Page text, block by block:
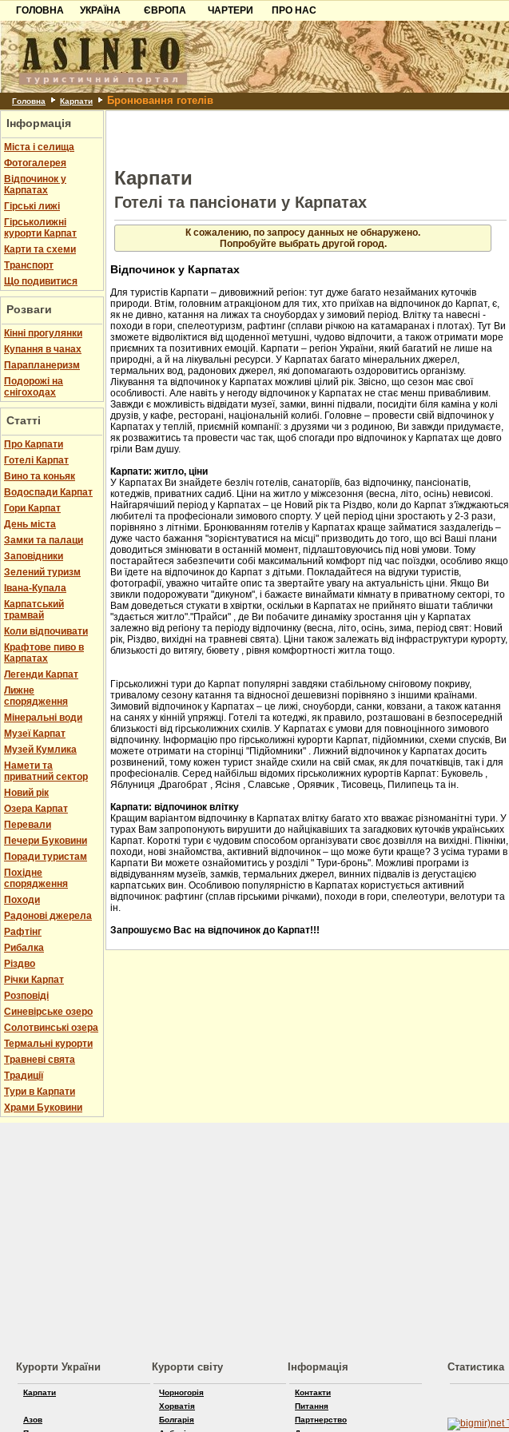
ГОЛОВНА
УКРАЇНА
Карпати
Азов
Причорноморря
Шацьк
ЄВРОПА
Чорногорія
Хорватія
Болгарія
Албанія
ЧАРТЕРИ
ПРО НАС
Контакти
Партнерам
Додати готель
Головна Карпати Бронювання готелів
Інформація
Міста і селища
Фотогалерея
Відпочинок у
Карпатах
Гірські лижі
Гірськолижні
курорти Карпат
Карти та схеми
Транспорт
Що подивитися
Розваги
Кінні прогулянки
Купання в чанах
Парапланеризм
Подорожі на
снігоходах
Статті
Про Карпати
Готелі Карпат
Вино та коньяк
Водоспади Карпат
Гори Карпат
День міста
Замки та палаци
Заповідники
Зелений туризм
Івана-Купала
Карпатський
трамвай
Коли відпочивати
Крафтове пиво в
Карпатах
Легенди Карпат
Лижне
спорядження
Мінеральні води
Музеї Карпат
Музей Кумлика
Намети та
приватний сектор
Новий рік
Озера Карпат
Перевали
Печери Буковини
Поради туристам
Похідне
спорядження
Походи
Радонові джерела
Рафтінг
Рибалка
Різдво
Річки Карпат
Розповіді
Синевірське озеро
Солотвинські озера
Термальні курорти
Травневі свята
Традиції
Тури в Карпати
Храми Буковини
Карпати
Готелі та пансіонати у Карпатах
К сожалению, по запросу данных не обнаружено.
Попробуйте выбрать другой город.
Відпочинок у Карпатах
Для туристів Карпати – дивовижний регіон: тут дуже багато незайманих куточків
природи. Втім, головним атракціоном для тих, хто приїхав на відпочинок до Карпат, є,
як не дивно, катання на лижах та сноубордах у зимовий період. Влітку та навесні -
походи в гори, спелеотуризм, рафтинг (сплави річкою на катамаранах і плотах). Тут Ви
зможете відволіктися від щоденної метушні, чудово відпочити, а також отримати море
приємних та позитивних емоцій. Карпати – регіон України, який багатий не лише на
природні, а й на лікувальні ресурси. У Карпатах багато мінеральних джерел,
термальних вод, радонових джерел, які допомагають оздоровитись організму.
Лікування та відпочинок у Карпатах можливі цілий рік. Звісно, що сезон має свої
особливості. Але навіть у негоду відпочинок у Карпатах не стає менш привабливим.
Завжди є можливість відвідати музеї, замки, винні підвали, посидіти біля каміна у колі
друзів, у кафе, ресторані, національній колибі. Головне – провести свій відпочинок у
Карпатах у теплій, приємній компанії: з друзями чи з родиною, Ви завжди придумаєте,
як розважитись та провести час так, щоб спогади про відпочинок у Карпатах ще довго
гріли Вам душу.
Карпати: житло, ціни
У Карпатах Ви знайдете безліч готелів, санаторіїв, баз відпочинку, пансіонатів,
котеджів, приватних садиб. Ціни на житло у міжсезоння (весна, літо, осінь) невисокі.
Найгарячіший період у Карпатах – це Новий рік та Різдво, коли до Карпат з'їжджаються
любителі та професіонали зимового спорту. У цей період ціни зростають у 2-3 рази,
порівняно з літніми. Бронюванням готелів у Карпатах краще займатися заздалегідь –
дуже часто бажання "зорієнтуватися на місці" призводить до того, що всі Ваші плани
доводиться змінювати в останній момент, підлаштовуючись під нові умови. Тому
постарайтеся забезпечити собі максимальний комфорт під час поїздки, особливо якщо
Ви їдете на відпочинок до Карпат з дітьми. Покладайтеся на відгуки туристів,
фотографії, уважно читайте опис та звертайте увагу на актуальність ціни. Якщо Ви
звикли подорожувати "дикуном", і бажаєте винаймати кімнату в приватному секторі, то
Вам доведеться стукати в хвіртки, оскільки в Карпатах не прийнято вішати таблички
"здається житло"."Прайси" , де Ви побачите динаміку зростання цін у Карпатах
залежно від регіону та періоду відпочинку (весна, літо, осінь, зима, період свят: Новий
рік, Різдво, вихідні на травневі свята). Ціни також залежать від інфраструктури курорту,
близькості до витягу, бювету , рівня комфортності житла тощо.
Гірськолижні тури до Карпат популярні завдяки стабільному сніговому покриву,
тривалому сезону катання та відносної дешевизні порівняно з іншими країнами.
Зимовий відпочинок у Карпатах – це лижі, сноуборди, санки, ковзани, а також катання
на санях у кінній упряжці. Готелі та котеджі, як правило, розташовані в безпосередній
близькості від гірськолижних схилів. У Карпатах є умови для повноцінного зимового
відпочинку. Інформацію про гірськолижні курорти Карпат, підйомники, схеми спусків, Ви
можете отримати на сторінці "Підйомники" . Лижний відпочинок у Карпатах досить
розвинений, тому кожен турист знайде схили на свій смак, як для початківців, так і для
професіоналів. Серед найбільш відомих гірськолижних курортів Карпат: Буковель ,
Яблуниця ,Драгобрат , Ясіня , Славське , Орявчик , Тисовець, Пилипець та ін.
Карпати: відпочинок влітку
Кращим варіантом відпочинку в Карпатах влітку багато хто вважає різноманітні тури. У
турах Вам запропонують вирушити до найцікавіших та загадкових куточків українських
Карпат. Короткі тури є чудовим способом організувати своє дозвілля на вихідні. Пікніки,
походи, нові знайомства, активний відпочинок – що може бути краще? З усіма турами в
Карпати Ви можете ознайомитись у розділі " Тури-бронь". Можливі програми із
відвідуванням музеїв, замків, термальних джерел, винних підвалів із дегустацією
карпатських вин. Особливою популярністю в Карпатах користується активний
відпочинок: рафтинг (сплав гірськими річками), походи в гори, спелеотури, велотури та
ін.
Запрошуємо Вас на відпочинок до Карпат!!!
Курорти України
Карпати
Азов
Курорти світу
Чорногорія
Хорватія
Болгарія
Інформація
Контакти
Питання
Партнерство
Статистика